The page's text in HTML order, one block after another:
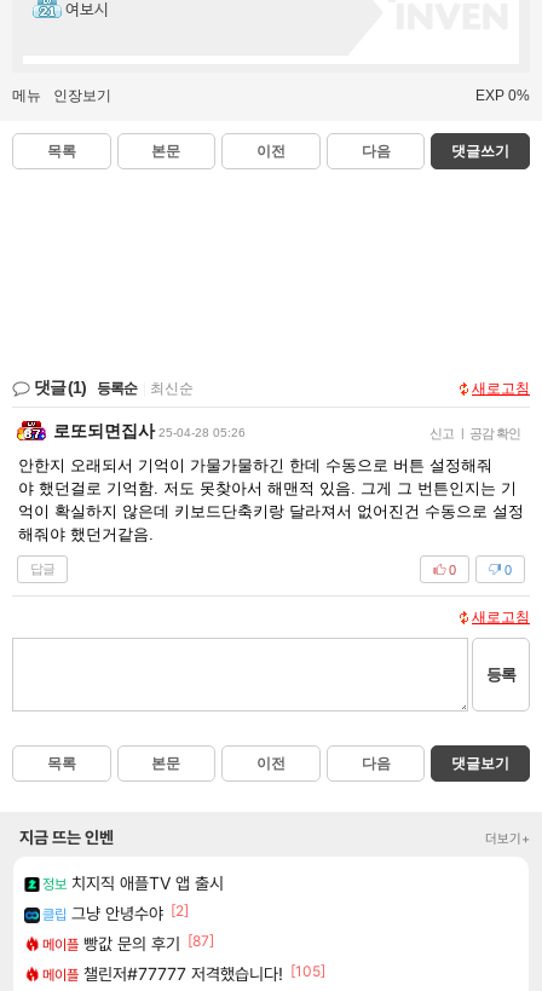
여보시
메뉴 인장보기 EXP 0%
목록 본문 이전 다음 댓글쓰기
댓글(1) 등록순 최신순 새로고침
로또되면집사 25-04-28 05:26 신고 | 공감 확인
안한지 오래되서 기억이 가물가물하긴 한데 수동으로 버튼 설정해줘
야 했던걸로 기억함. 저도 못찾아서 해맨적 있음. 그게 그 번튼인지는 기
억이 확실하지 않은데 키보드단축키랑 달라져서 없어진건 수동으로 설정
해줘야 했던거같음.
답글 0
0
새로고침
등록
목록 본문 이전 다음 댓글보기
지금 뜨는 인벤 더보기+
정보 치지직 애플TV 앱 출시
클립 그냥 안녕수야 [2]
메이플 빵값 문의 후기 [87]
메이플 챌린저#77777 저격했습니다! [105]